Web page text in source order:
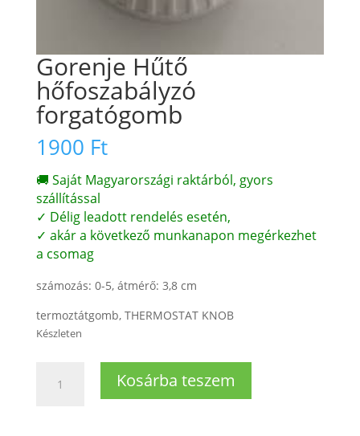
Gorenje Hűtő
hőfoszabályzó
forgatógomb
1900 Ft
🚚 Saját Magyarországi raktárból, gyors
szállítással
✓ Délig leadott rendelés esetén,
✓ akár a következő munkanapon megérkezhet
a csomag
számozás: 0-5, átmérő: 3,8 cm
termoztátgomb, THERMOSTAT KNOB
Készleten
Hűtő
Kosárba teszem